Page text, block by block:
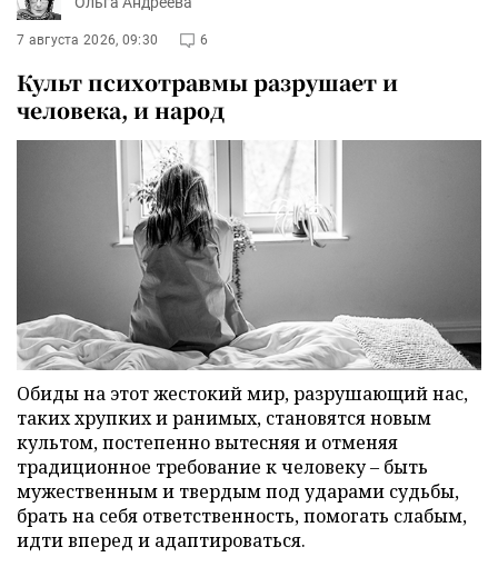
7 августа 2026, 09:30 6
Культ психотравмы разрушает и
человека, и народ
Обиды на этот жестокий мир, разрушающий нас,
таких хрупких и ранимых, становятся новым
культом, постепенно вытесняя и отменяя
традиционное требование к человеку – быть
мужественным и твердым под ударами судьбы,
брать на себя ответственность, помогать слабым,
идти вперед и адаптироваться.